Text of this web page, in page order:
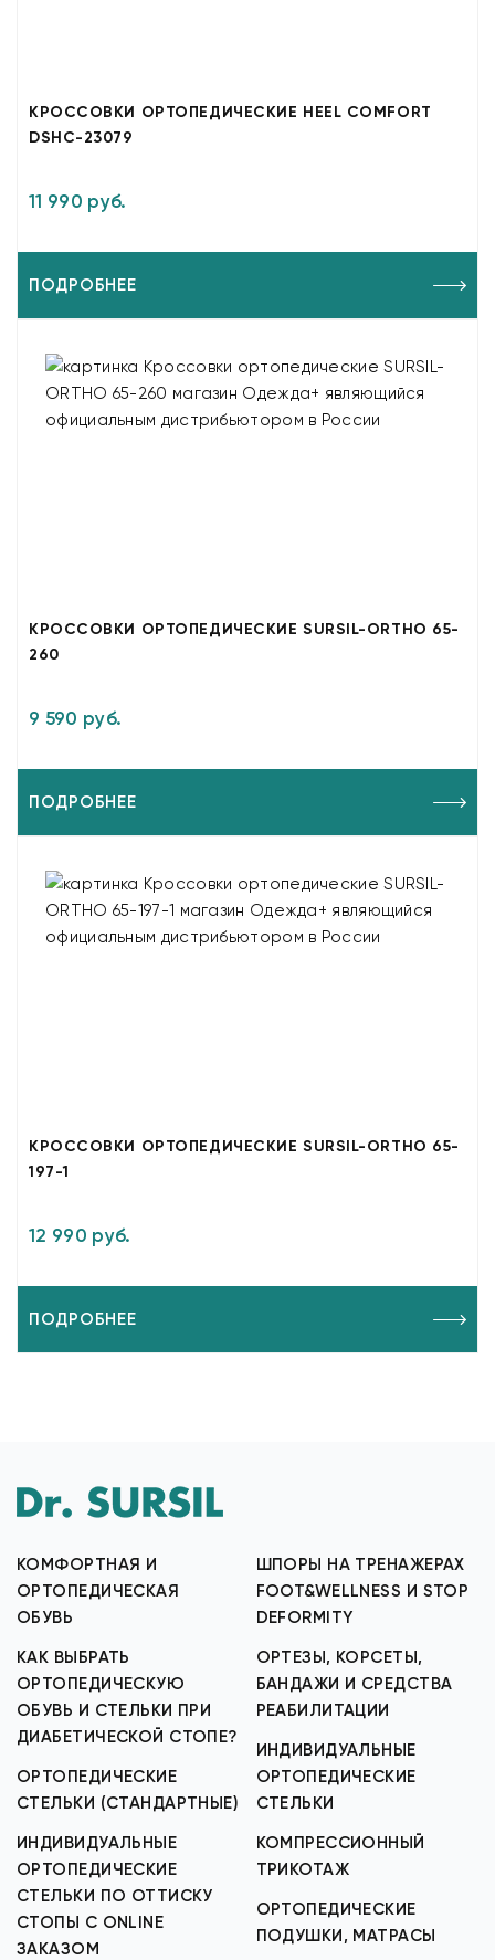
КРОССОВКИ ОРТОПЕДИЧЕСКИЕ HEEL COMFORT
DSHC-23079
11 990 руб.
ПОДРОБНЕЕ
КРОССОВКИ ОРТОПЕДИЧЕСКИЕ SURSIL-ORTHO 65-
260
9 590 руб.
ПОДРОБНЕЕ
КРОССОВКИ ОРТОПЕДИЧЕСКИЕ SURSIL-ORTHO 65-
197-1
12 990 руб.
ПОДРОБНЕЕ
КОМФОРТНАЯ И
ОРТОПЕДИЧЕСКАЯ
ОБУВЬ
КАК ВЫБРАТЬ
ОРТОПЕДИЧЕСКУЮ
ОБУВЬ И СТЕЛЬКИ ПРИ
ДИАБЕТИЧЕСКОЙ СТОПЕ?
ОРТОПЕДИЧЕСКИЕ
СТЕЛЬКИ (СТАНДАРТНЫЕ)
ИНДИВИДУАЛЬНЫЕ
ОРТОПЕДИЧЕСКИЕ
СТЕЛЬКИ ПО ОТТИСКУ
СТОПЫ С ONLINE
ЗАКАЗОМ
ШПОРЫ НА ТРЕНАЖЕРАХ
FOOT&WELLNESS И STOP
DEFORMITY
ОРТЕЗЫ, КОРСЕТЫ,
БАНДАЖИ И СРЕДСТВА
РЕАБИЛИТАЦИИ
ИНДИВИДУАЛЬНЫЕ
ОРТОПЕДИЧЕСКИЕ
СТЕЛЬКИ
КОМПРЕССИОННЫЙ
ТРИКОТАЖ
ОРТОПЕДИЧЕСКИЕ
ПОДУШКИ, МАТРАСЫ